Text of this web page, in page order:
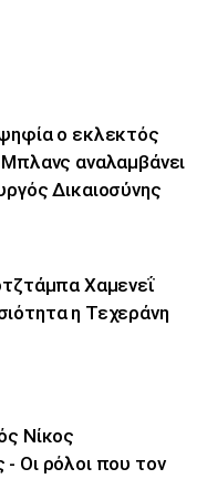
ο εκλεκτός
αναλαμβάνει
Δικαιοσύνης
Χαμενεΐ
η Τεχεράνη
Νίκος
Οι ρόλοι που τον